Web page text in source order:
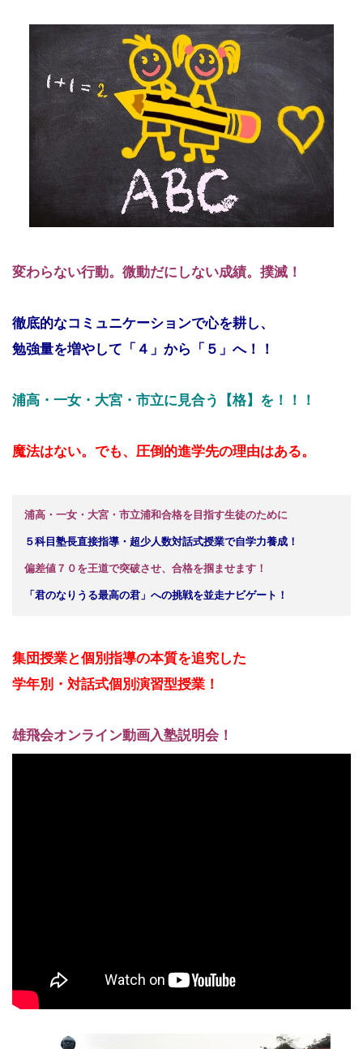
変わらない行動。 微動だにしない成績。撲滅！
徹底的なコミュニケーションで心を耕し、
勉強量を増やして「４」から「５」へ！！
浦高・一女・大宮・市立に見合う 【格】を！！！
魔法はない。でも、圧倒的進学先の理由はある。
浦高・一女・大宮・市立浦和合格を目指す生徒のために
５科目塾長直接指導・超少人数対話式授業で自学力養成！
偏差値７０を王道で突破させ、合格を掴ませます！
「君のなりうる最高の君」への挑戦を並走ナビゲート！
集団授業と個別指導の本質を追究した
学年別・対話式個別演習型授業！
雄飛会オンライン動画入塾説明会！